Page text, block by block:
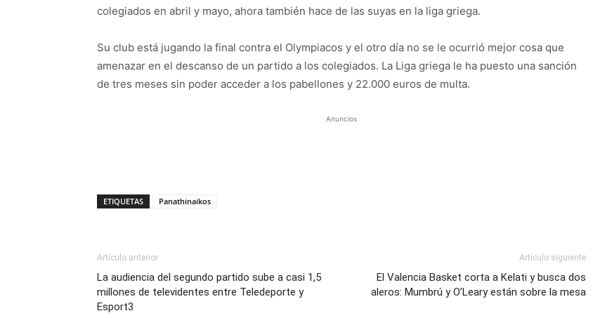
colegiados en abril y mayo, ahora también hace de las suyas en la liga griega.
Su club está jugando la final contra el Olympiacos y el otro día no se le ocurrió mejor cosa que
amenazar en el descanso de un partido a los colegiados. La Liga griega le ha puesto una sanción
de tres meses sin poder acceder a los pabellones y 22.000 euros de multa.
Anuncios
ETIQUETAS Panathinaikos
Artículo anterior
La audiencia del segundo partido sube a casi 1,5
millones de televidentes entre Teledeporte y
Esport3
Artículo siguiente
El Valencia Basket corta a Kelati y busca dos
aleros: Mumbrú y O’Leary están sobre la mesa